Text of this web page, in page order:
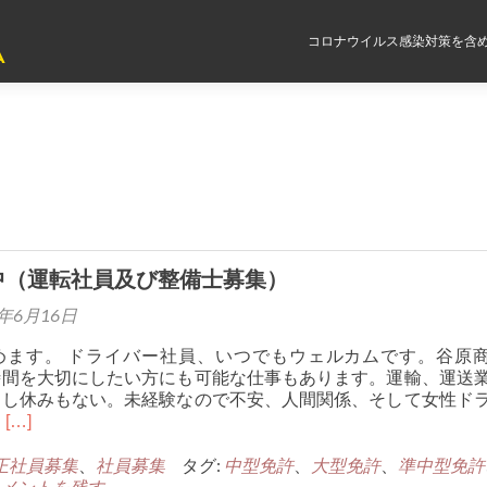
コロナウイルス感染対策を含
運転社員及び整備士募集）
6月16日
ます。 ドライバー社員、いつでもウェルカムです。谷原
を大切にしたい方にも可能な仕事もあります。運輸、運送
休みもない。未経験なので不安、人間関係、そして女性ド
Read
about
[…]
社員募集 社員募集 タグ: 中型免許、 大型免許、 準中型免許